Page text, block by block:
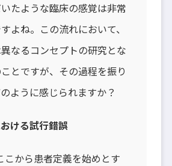
たような臨床の感覚は非常
よね。この流れにおいて、
なるコンセプトの研究とな
とですが、その過程を振り
ように感じられますか？
ける試行錯誤
こから患者定義を始めとす